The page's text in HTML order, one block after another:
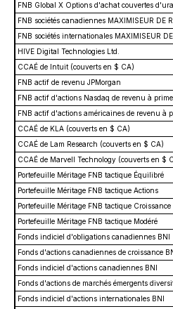
FNB Global X Options d'achat couvertes
FNB sociétés canadiennes MAXIMISEUR DE
FNB sociétés internationales MAXIMISEUR
HIVE Digital Technologies Ltd.
CCAÉ de Intuit (couverts en $ CA)
FNB actif de revenu JPMorgan
FNB actif d'actions Nasdaq de revenu à
FNB actif d'actions américaines de revenu à
CCAÉ de KLA (couverts en $ CA)
CCAÉ de Lam Research (couverts en $ CA)
CCAÉ de Marvell Technology (couverts en $
Portefeuille Méritage FNB tactique Équilibré
Portefeuille Méritage FNB tactique Actions
Portefeuille Méritage FNB tactique Croissance
Portefeuille Méritage FNB tactique Modéré
Fonds indiciel d'obligations canadiennes BNI
Fonds d'actions canadiennes de croissance
Fonds indiciel d'actions canadiennes BNI
Fonds d'actions de marchés émergents
Fonds indiciel d'actions internationales BNI